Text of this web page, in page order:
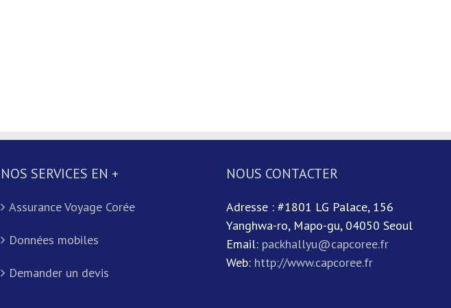
NOS SERVICES EN +
Assurance Voyage Corée
Données mobiles
Demander un devis
NOUS CONTACTER
Adresse : #1801 LG Palace, 156
Yanghwa-ro, Mapo-gu, 04050 Seoul
Email: packhallyu@capcoree.fr
Web: http://www.capcoree.fr